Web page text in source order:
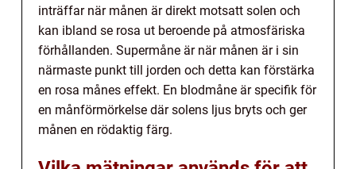
inträffar när månen är direkt motsatt solen och
kan ibland se rosa ut beroende på atmosfäriska
förhållanden. Supermåne är när månen är i sin
närmaste punkt till jorden och detta kan förstärka
en rosa månes effekt. En blodmåne är specifik för
en månförmörkelse där solens ljus bryts och ger
månen en rödaktig färg.